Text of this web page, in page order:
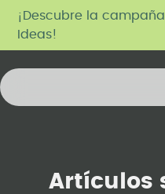
¡Descubre la
Ideas!
Artículos